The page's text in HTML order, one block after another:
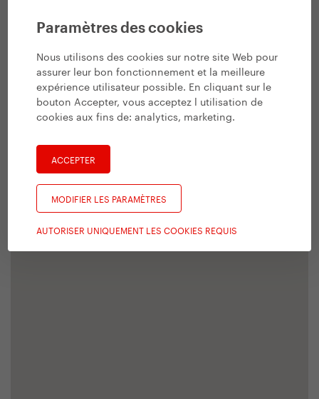
Paramètres des cookies
Nous utilisons des cookies sur notre site Web pour
assurer leur bon fonctionnement et la meilleure
expérience utilisateur possible. En cliquant sur le
bouton Accepter, vous acceptez l utilisation de
cookies aux fins de:analytics, marketing.
ACCEPTER
MODIFIER LES PARAMÈTRES
AUTORISER UNIQUEMENT LES COOKIES REQUIS